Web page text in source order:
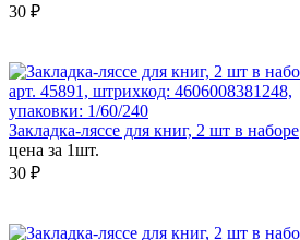
30 ₽
арт. 45891, штрихкод: 4606008381248,
упаковки: 1/60/240
Закладка-ляссе для книг, 2 шт в наборе
цена за 1шт.
30 ₽